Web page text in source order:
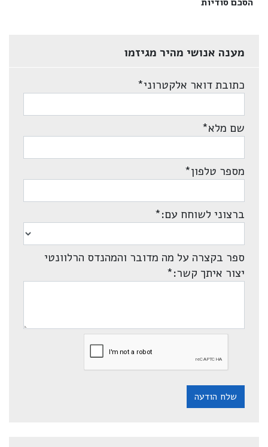
מענה אנושי מהיר מגיזמו
כתובת דואר אלקטרוני*
שם מלא*
מספר טלפון*
ברצוני לשוחח עם:*
ספר בקצרה על מה מדובר והמהנדס הרלוונטי
יצור איתך קשר:*
שלח הודעה